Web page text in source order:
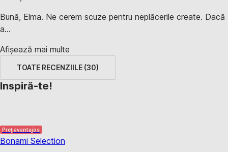
Bună, Elma. Ne cerem scuze pentru neplăcerile create. Dacă
a...
Afișează mai multe
TOATE RECENZIILE (30)
Inspiră-te!
Preț avantajos
Bonami Selection